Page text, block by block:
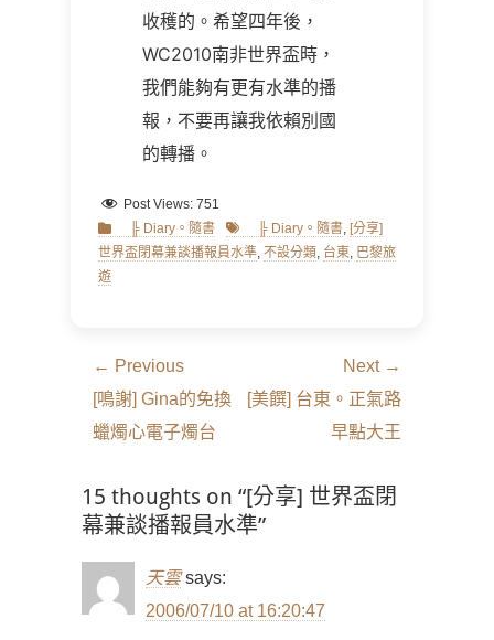
收穫的。希望四年後，
WC2010南非世界盃時，
我們能夠有更有水準的播
報，不要再讓我依賴別國
的轉播。
Post Views: 751
Categories
╠ Diary。隨書 Tags ╠ Diary。隨書, [分享]
世界盃閉幕兼談播報員水準, 不設分類, 台東, 巴黎旅
遊
文
章
導
覽
← Previous
Previous
post:
[鳴謝] Gina的免換
蠟燭心電子燭台
Next →
Next
[美饌] 台東。正氣路
早點大王
15 thoughts on “[分享] 世界盃閉
幕兼談播報員水準”
天雲 says:
2006/07/10 at 16:20:47